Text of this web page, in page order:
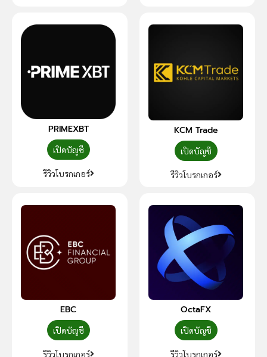
PRIMEXBT
เปิดบัญชี
รีวิวโบรกเกอร์
KCM Trade
เปิดบัญชี
รีวิวโบรกเกอร์
EBC
เปิดบัญชี
รีวิวโบรกเกอร์
OctaFX
เปิดบัญชี
รีวิวโบรกเกอร์